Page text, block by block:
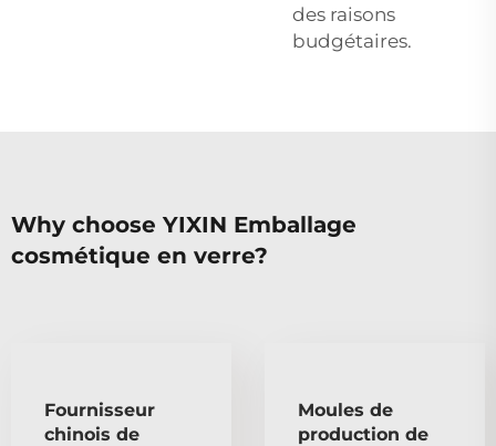
des raisons
budgétaires.
Why choose YIXIN Emballage
cosmétique en verre?
Fournisseur
chinois de
Moules de
production de